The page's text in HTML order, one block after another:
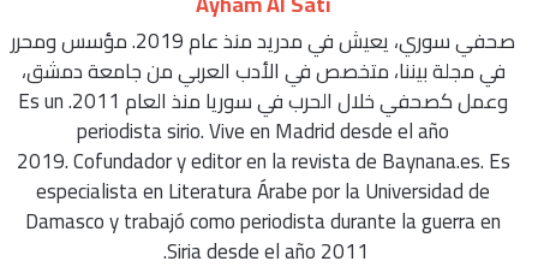
صحفي سوري، يعيش في مدريد منذ عام 2019. مؤسس ومحرر
في مجلة بيننا، متخصص في الأدب العربي من جامعة دمشق،
وعمل كصحفي خلال الحرب في سوريا منذ العام 2011. Es un
periodista sirio. Vive en Madrid desde el año
2019. Cofundador y editor en la revista de Baynana.es. Es
especialista en Literatura Árabe por la Universidad de
Damasco y trabajó como periodista durante la guerra en
Siria desde el año 2011.